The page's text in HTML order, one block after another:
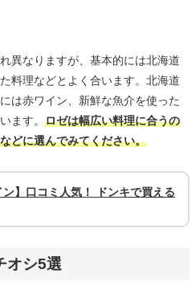
異なりますが、基本的には北海道
料理などとよく合います。北海道
は赤ワイン、新鮮な魚介を使った
ます。 ロゼは幅広い料理に合うの
どに選んでみてください。
ン】口コミ人気！ ドンキで買える
オシ5選